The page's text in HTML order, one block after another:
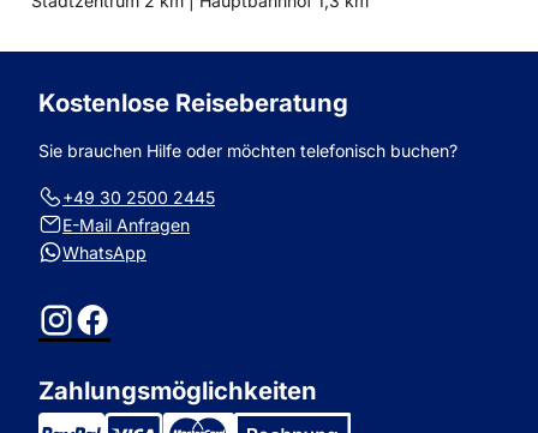
Kostenlose Reiseberatung
Sie brauchen Hilfe oder möchten telefonisch buchen?
+49 30 2500 2445
E-Mail Anfragen
WhatsApp
InstagramFacebook
Zahlungsmöglichkeiten